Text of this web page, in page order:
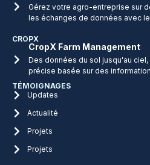
Gérez votre agro-entreprise sur
les échanges de données avec
CROPX
CropX Farm Management
Des données du sol jusqu'au
précise basée sur des
TÉMOIGNAGES
Updates
Actualité
Projets
Projets